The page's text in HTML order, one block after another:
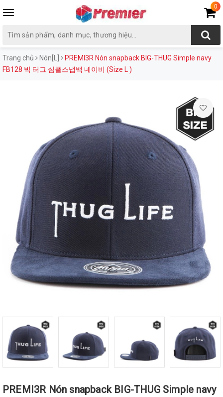
Toggle
0
Trang chủ Nón[L]
PREMI3R Nón snapback BIG-THUG Simple navy
FB128 빅 터그 심플스냅백 네이비 (Size L )
PREMI3R Nón snapback BIG-THUG Simple navy